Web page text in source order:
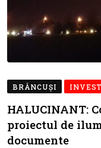
BRÂNCUŞI
HALUCINANT:
proiectul de
documente